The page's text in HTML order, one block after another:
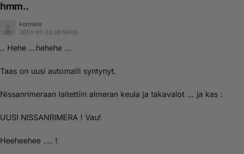
hmm..
komiata
2001-01-23 08:56:00
.. Hehe ...hehehe ...
Taas on uusi automalli syntynyt.
Nissanrimeraan laitettiin almeran keula ja takavalot ... ja kas :
UUSI NISSANRIMERA ! Vau!
Heeheehee .... !